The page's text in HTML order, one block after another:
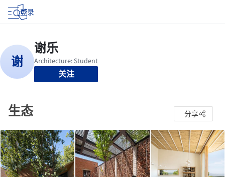
登录
关注
生态 分享